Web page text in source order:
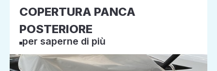
COPERTURA PANCA
POSTERIORE
per saperne di più